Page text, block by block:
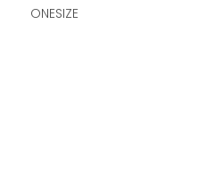
ONESIZE